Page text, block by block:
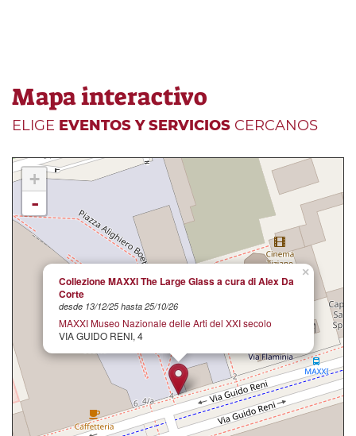
Mapa interactivo
ELIGE EVENTOS Y SERVICIOS CERCANOS
×
Collezione MAXXI The Large Glass a cura di Alex Da
Corte
desde 13/12/25 hasta 25/10/26
MAXXI Museo Nazionale delle Arti del XXI secolo
VIA GUIDO RENI, 4
+
-